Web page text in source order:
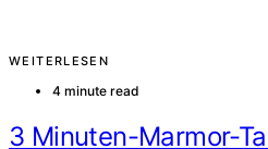
WEITERLESEN
4 minute read
3 Minuten-Marmor-